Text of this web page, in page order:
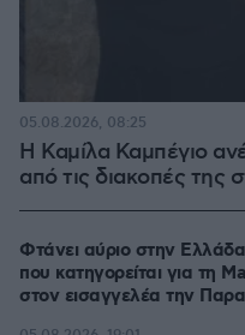
Η Καμίλα Καμπέγιο
από τις διακοπές της
05.08.2026, 08:25
Φτάνει αύριο στην
που κατηγορείται για τη
στον εισαγγελέα την